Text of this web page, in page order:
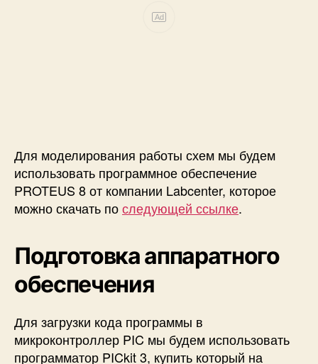
Ad
Для моделирования работы схем мы будем
использовать программное обеспечение
PROTEUS 8 от компании Labcenter, которое
можно скачать последующей ссылке.
Подготовка аппаратного
обеспечения
Для загрузки кода программы в
микроконтроллер PIC мы будем использовать
программатор PICkit 3, купить который на